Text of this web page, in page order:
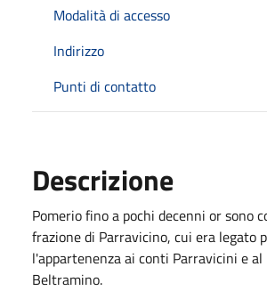
Modalità di accesso
Indirizzo
Punti di contatto
Descrizione
Pomerio fino a pochi decenni or sono
frazione di Parravicino, cui era legato
l'appartenenza ai conti Parravicini e al
Beltramino.